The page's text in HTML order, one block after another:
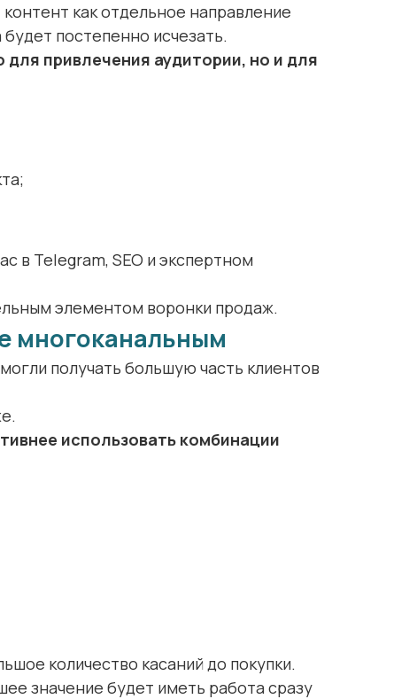
как отдельное направление
постепенно исчезать.
привлечения аудитории, но и для
в Telegram, SEO и экспертном
элементом воронки продаж.
многоканальным
получать большую часть клиентов
использовать комбинации
количество касаний до покупки.
значение будет иметь работа сразу